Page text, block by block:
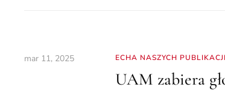
mar 11, 2025 ECHA NASZYCH PUBLIKACJI
UAM zabiera